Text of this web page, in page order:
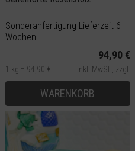
Sonderanfertigung Lieferzeit 6
Wochen
94,90 €
1 kg = 94,90 € inkl. MwSt., zzgl.
Versand
WARENKORB